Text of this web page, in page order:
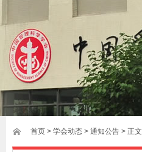
首页 > 学会动态 > 通知公告 > 正文